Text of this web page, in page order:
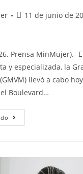
11 de junio de
Prensa MinMujer).-
y especializada, la
llevó a cabo
Boulevard…